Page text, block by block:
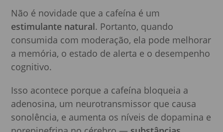
Não é novidade que a cafeína é um
estimulante natural. Portanto, quando
consumida com moderação, ela pode melhorar
a memória, o estado de alerta e o desempenho
cognitivo.
Isso acontece porque a cafeína bloqueia a
adenosina, um neurotransmissor que causa
sonolência, e aumenta os níveis de dopamina e